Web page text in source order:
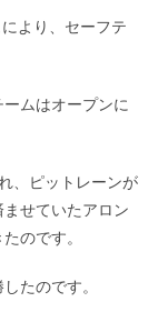
より、セーフテ
ムはオープンに
、ピットレーンが
せていたアロン
のです。
たのです。